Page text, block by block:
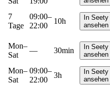
7
Tage
09:00–
22:00
10h
In Seety
ansehen
Mon–
Sat
— 30min
In Seety
ansehen
Mon–
Sat
09:00–
22:00
3h
In Seety
ansehen